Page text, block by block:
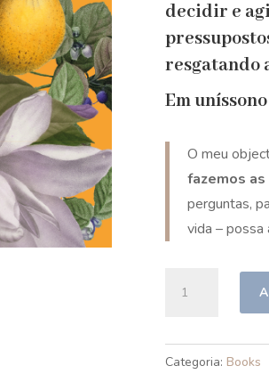
decidir e
resgatando
Em
O meu
fazemos
perguntas,
vida – possa
Pequeno
Categoria: Books